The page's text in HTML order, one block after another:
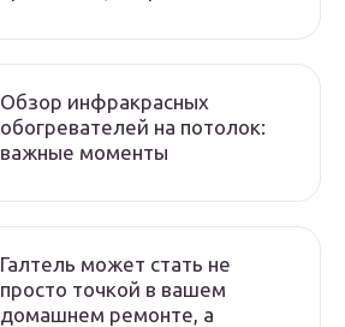
Обзор инфракрасных
обогревателей на потолок:
важные моменты
Галтель может стать не
просто точкой в вашем
домашнем ремонте, а